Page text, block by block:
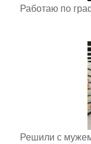
Работаю по
Решили с